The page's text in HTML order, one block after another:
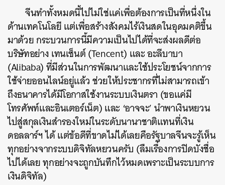
จีนทำทั้งหมดนี้ไปไม่ใช่แค่เพื่อต้องการเป็นที่หนึ่งใน
ด้านเทคโนโลยี แต่เพื่อสร้างสังคมไร้เงินสดในอุดมคติขึ้น
มาด้วย กระบวนการนี้มีความเป็นไปได้ที่จะส่งผลดีต่อ
บริษัทอย่าง เทนเซ็นต์ (Tencent) และ อะลีบาบา
(Alibaba) ที่มีส่วนในการพัฒนาและใช้ประโยชน์จากการ
ใช้จ่ายออนไลน์อยู่แล้ว ช่วยให้ประชากรที่ไม่สามารถเข้า
ถึงธนาคารได้มีโอกาสใช้งานระบบเงินตรา (ขอแค่มี
โทรศัพท์และอินเตอร์เน็ต) และ ‘อาจจะ’ นำพาเงินหยวน
ไปสู่สกุลเงินสำรองใหม่ในระดับนานาชาติแทนที่เงิน
ดอลลาร์ฯ ได้ แต่ข้อดีที่ขาดไม่ได้เลยคือรัฐบาลจีนจะรู้เห็น
ทุกอย่างจากระบบดิจิทัลหยวนครับ (ลืมเรื่องการปิดบังชื่อ
ไปได้เลย ทุกอย่างจะถูกบันทึกไว้หมดเพราะเป็นระบบการ
เงินดิจิทัล)